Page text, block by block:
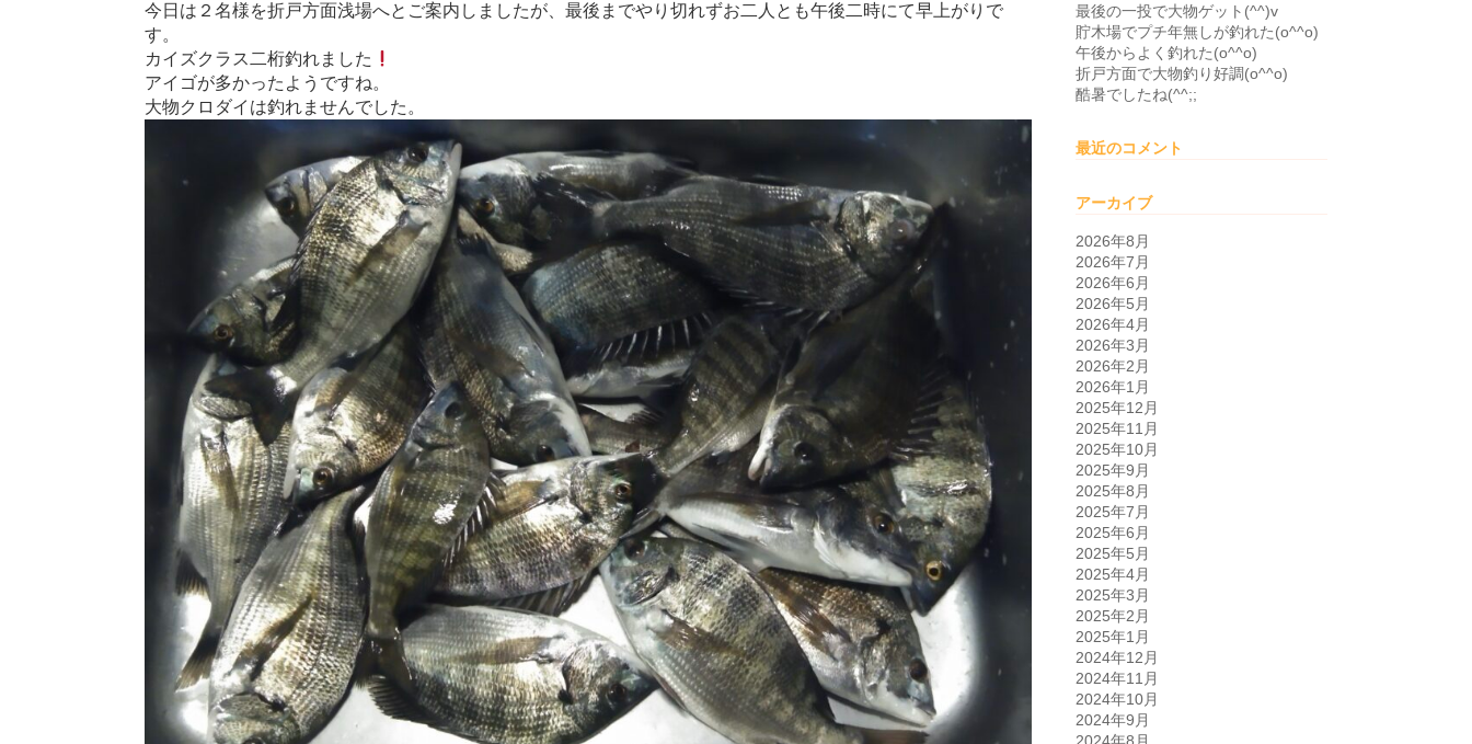
今日は２名様を折戸方面浅場へとご案内しましたが、最後までやり切れずお二人とも午後二時にて早上がりで
す。
カイズクラス二桁釣れました
アイゴが多かったようですね。
大物クロダイは釣れませんでした。
最後の一投で大物ゲット(^^)v
貯木場でプチ年無しが釣れた(o^^o)
午後からよく釣れた(o^^o)
折戸方面で大物釣り好調(o^^o)
酷暑でしたね(^^;;
最近のコメント
アーカイブ
2026年8月
2026年7月
2026年6月
2026年5月
2026年4月
2026年3月
2026年2月
2026年1月
2025年12月
2025年11月
2025年10月
2025年9月
2025年8月
2025年7月
2025年6月
2025年5月
2025年4月
2025年3月
2025年2月
2025年1月
2024年12月
2024年11月
2024年10月
2024年9月